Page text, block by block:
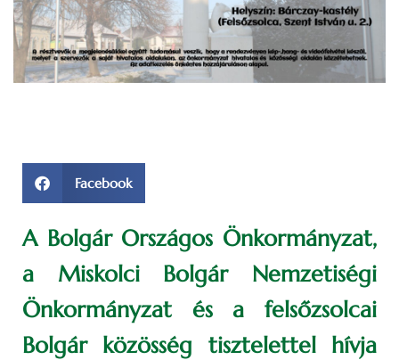
Facebook
A Bolgár Országos Önkormányzat,
a Miskolci Bolgár Nemzetiségi
Önkormányzat és a felsőzsolcai
Bolgár közösség tisztelettel hívja